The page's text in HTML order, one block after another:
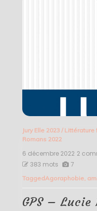
Jury Elle 2023/ Littérature
Romans 2022
6 décembre 2022 2
383 mots 7
TaggedAgoraphobie,
GPS – Lucie